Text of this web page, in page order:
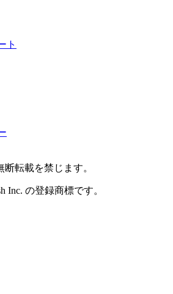
ト
断転載を禁じます。
Inc. の登録商標です。